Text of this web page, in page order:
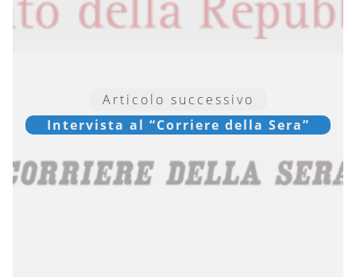
Articolo successivo
Intervista al “Corriere della Sera”